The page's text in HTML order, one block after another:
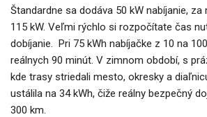
Štandardne sa dodáva 50 kW nabíjanie,
115 kW. Veľmi rýchlo si rozpočítate čas
dobíjanie. Pri 75 kWh nabíjačke z 10 na
reálnych 90 minút. V zimnom období, s
kde trasy striedali mesto, okresky a
ustálila na 34 kWh, čiže reálny bezpečný
300 km.